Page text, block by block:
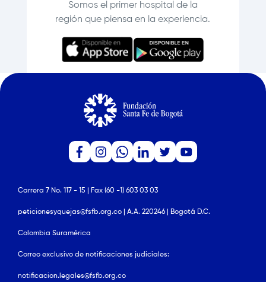
Somos el primer hospital de la
región que piensa en la experiencia.
Carrera 7 No. 117 - 15 | Fax (60 -1) 603 03 03
peticionesyquejas@fsfb.org.co | A.A. 220246 | Bogotá D.C.
Colombia Suramérica
Correo exclusivo de notificaciones judiciales:
notificacion.legales@fsfb.org.co